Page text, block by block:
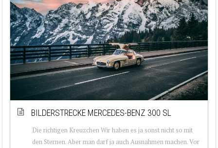
BILDERSTRECKE MERCEDES-BENZ 300 SL
Die richtigen Kreuzchen Wir haben es ja sonst nicht so mit
den Sternen. Aber man darf ja auch Ausnahmen machen. Vor